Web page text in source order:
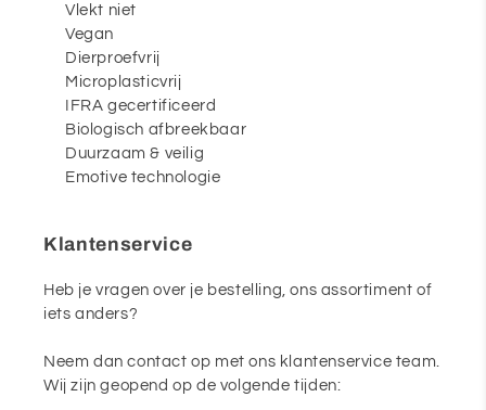
Vlekt niet
Vegan
Dierproefvrij
Microplasticvrij
IFRA gecertificeerd
Biologisch afbreekbaar
Duurzaam & veilig
Emotive technologie
Klantenservice
Heb je vragen over je bestelling, ons assortiment of
iets anders?
Neem dan contact op met ons klantenservice team.
Wij zijn geopend op de volgende tijden: